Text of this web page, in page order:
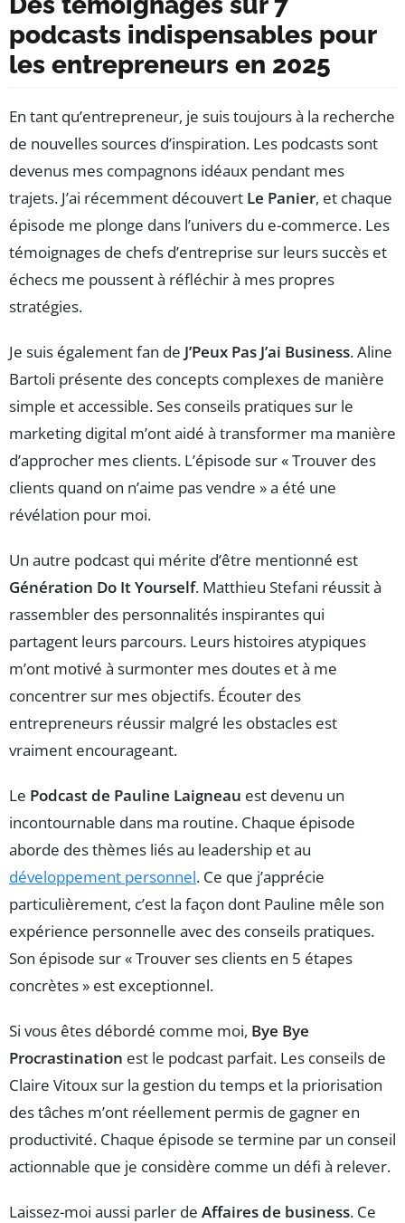
podcasts indispensables pour
les entrepreneurs en 2025
En tant qu’entrepreneur, je suis toujours à la recherche
de nouvelles sources d’inspiration. Les podcasts sont
devenus mes compagnons idéaux pendant mes
trajets. J’ai récemment découvert Le Panier, et chaque
épisode me plonge dans l’univers du e-commerce. Les
témoignages de chefs d’entreprise sur leurs succès et
échecs me poussent à réfléchir à mes propres
stratégies.
Je suis également fan de J’Peux Pas J’ai Business. Aline
Bartoli présente des concepts complexes de manière
simple et accessible. Ses conseils pratiques sur le
marketing digital m’ont aidé à transformer ma manière
d’approcher mes clients. L’épisode sur « Trouver des
clients quand on n’aime pas vendre » a été une
révélation pour moi.
Un autre podcast qui mérite d’être mentionné est
Génération Do It Yourself. Matthieu Stefani réussit à
rassembler des personnalités inspirantes qui
partagent leurs parcours. Leurs histoires atypiques
m’ont motivé à surmonter mes doutes et à me
concentrer sur mes objectifs. Écouter des
entrepreneurs réussir malgré les obstacles est
vraiment encourageant.
Le Podcast de Pauline Laigneau est devenu un
incontournable dans ma routine. Chaque épisode
aborde des thèmes liés au leadership et au
développement personnel. Ce que j’apprécie
particulièrement, c’est la façon dont Pauline mêle son
expérience personnelle avec des conseils pratiques.
Son épisode sur « Trouver ses clients en 5 étapes
concrètes » est exceptionnel.
Si vous êtes débordé comme moi, Bye Bye
Procrastination est le podcast parfait. Les conseils de
Claire Vitoux sur la gestion du temps et la priorisation
des tâches m’ont réellement permis de gagner en
productivité. Chaque épisode se termine par un conseil
actionnable que je considère comme un défi à relever.
Laissez-moi aussi parler de Affaires de business. Ce